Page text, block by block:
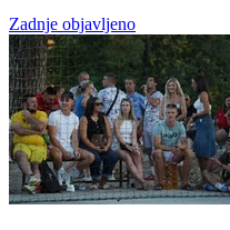
Zadnje objavljeno